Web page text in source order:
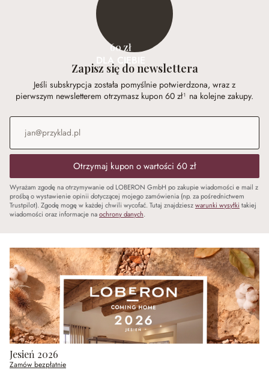
60 zł
DLA CIEBIE
Zapisz się do newslettera
Jeśli subskrypcja została pomyślnie potwierdzona, wraz z
pierwszym newsletterem otrzymasz kupon 60 zł¹ na kolejne zakupy.
Adres e-mail
Otrzymaj kupon o wartości 60 zł
Wyrażam zgodę na otrzymywanie od LOBERON GmbH po zakupie wiadomości e mail z
prośbą o wystawienie opinii dotyczącej mojego zamówienia (np. za pośrednictwem
Trustpilot). Zgodę mogę w każdej chwili wycofać. Tutaj znajdzieszwarunki wysyłki takiej
wiadomości oraz informacje naochrony danych.
Jesień 2026
Zamów bezpłatnie